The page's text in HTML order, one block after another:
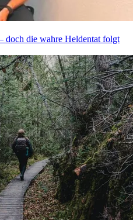
doch die wahre Heldentat folgt